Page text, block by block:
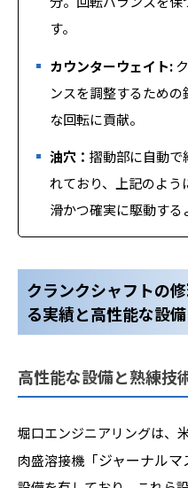
す。
カウンターウェイト:
ンスを調整するため
な回転に貢献。
油穴： 摺動部に自動で
れており、上記のよ
滑かつ確実に駆動する
クランクシャフトの
る実績と高性能な設備
高性能な設備と熟練技
堀口エンジニアリングは、
肉盛溶接機 「ジャーナル